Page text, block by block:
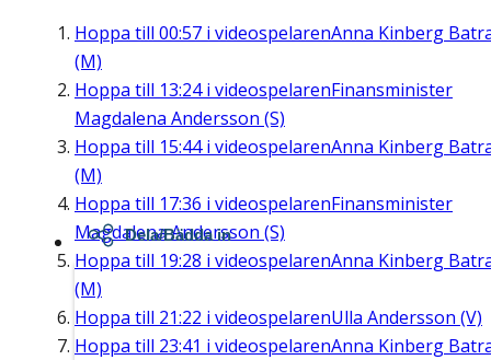
Hoppa till 00:57 i videospelarenAnna Kinberg
(M)
Hoppa till 13:24i videospelarenFinansminister
Magdalena Andersson (S)
Hoppa till 15:44i videospelarenAnna Kinberg
(M)
Hoppa till 17:36 i videospelarenFinansminister
Magdalena Andersson (S)
Hoppa till 19:28 i videospelarenAnna Kinberg
(M)
Hoppa till 21:22 i videospelarenUlla Andersson (V)
Hoppa till 23:41 i videospelarenAnna Kinberg
Dela/Bädda in